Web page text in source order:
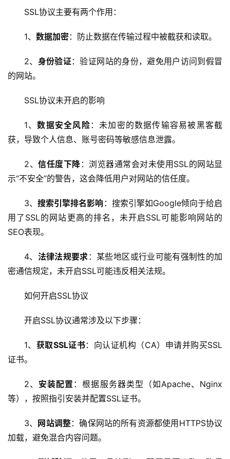
云
器
拟
SSL协议主要有两个作用：
1、 数据加密：防止数据在传输过程中被截获和读取。
2、 身份验证：验证网站的身份，避免用户访问到假冒
的网站。
SSL协议未开启的影响
1、数据安全风险 ：未加密的数据传输容易被黑客截
获，导致个人信息、账号密码等敏感信息泄露。
2、 信任度下降 ：浏览器通常会对未使用SSL的网站显
示“不安全”的警告，这会降低用户对网站的信任度。
3、搜索引擎排名影响 ：搜索引擎如Google倾向于给启
用了SSL的网站更高的排名，未开启SSL可能影响网站的
SEO表现。
4、 法律法规要求 ：某些地区或行业可能有强制性的加
密通信规定，未开启SSL可能违反相关法规。
如何开启SSL协议
开启SSL协议通常涉及以下步骤：
1、 获取SSL证书：向认证机构（CA）申请并购买SSL
证书。
2、 安装配置 ：根据服务器类型（如Apache、Nginx
等），按照指引安装并配置SSL证书。
3、 网站调整：确保网站的所有资源都使用HTTPS协议
加载，避免混合内容问题。